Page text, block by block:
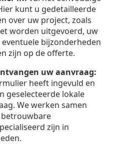
kunt u gedetailleerde
over uw project, zoals
worden uitgevoerd, uw
bijzonderheden
zijn op de offerte.
uw aanvraag:
heeft ingevuld en
geselecteerde lokale
We werken samen
zijn in